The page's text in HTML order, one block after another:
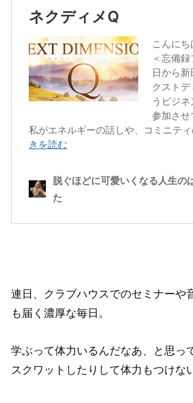
連日、クラブハウスでのセミナーや
も届く濃厚な毎日。
学ぶって体力いるんだなあ、と思っ
スクワットしたりして体力もつけな